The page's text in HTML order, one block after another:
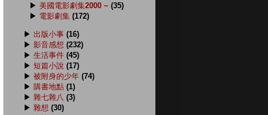
▶ 美國電影劇集2000 ~ (35)
▶ 電影劇集 (172)
▶ 出版小事 (16)
▶ 影音感想 (232)
▶ 生活事件 (45)
▶ 短篇小說 (17)
▶ 被附身的少年 (74)
▶ 購書地點 (1)
▶ 雜七雜八 (3)
▶ 雜想 (30)